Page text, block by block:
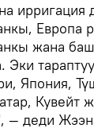
Европа
жана
Япония,
Кувейт
— деди